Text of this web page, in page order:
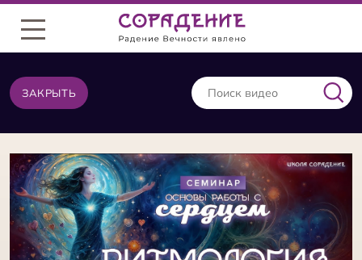
Меню
ЗАКРЫТЬ
ВИДЕО ИЗ ТОЙ ЖЕ КАТЕГОРИИ